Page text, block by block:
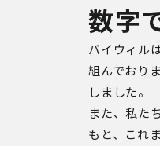
数字
バイウィル
組んでおり
しました。
また、私た
もと、これ